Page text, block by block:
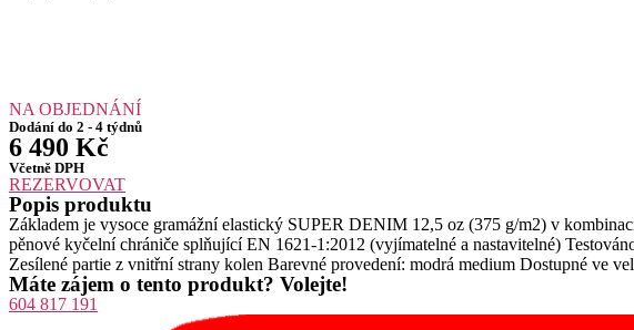
NA OBJEDNÁNÍ
Dodání do 2 - 4 týdnů
6 490 Kč
Včetně DPH
REZERVOVAT
Popis produktu
Základem je vysoce gramážní elastický SUPER DENIM 12,5 oz (375 g/m2) v
pěnové kyčelní chrániče splňující EN 1621-1:2012 (vyjímatelné a nastavitelné)
Zesílené partie z vnitřní strany kolen Barevné provedení: modrá medium Dostupné ve
Máte zájem o tento produkt? Volejte!
604 817 191